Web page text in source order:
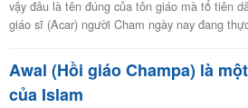
vậy đâu là tên đúng của tôn giáo mà tổ tiên
giáo sĩ (Acar) người Cham ngày nay đang
Awal (Hồi giáo Champa) là
của Islam